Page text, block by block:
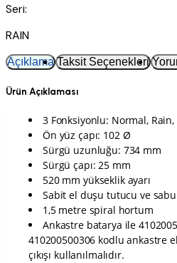
Seri:
RAIN
Açıklama Taksit Seçenekleri
Ürün Açıklaması
3 Fonksiyonlu: Normal, Rain,
Ön yüz çapı: 102 Ø
Sürgü uzunluğu: 734 mm
Sürgü çapı: 25 mm
520 mm yükseklik ayarı
Sabit el duşu tutucu ve
1,5 metre spiral hortum
Ankastre batarya ile
410200500306 kodlu ankastre
çıkışı kullanılmalıdır.